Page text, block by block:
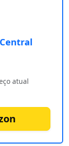
atual